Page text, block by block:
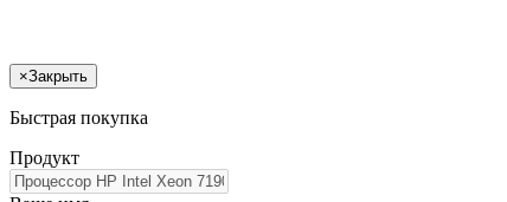
×Закрыть
Быстрая покупка
Продукт